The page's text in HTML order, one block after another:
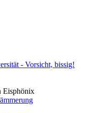
- Vorsicht, bissig!
Eisphönix